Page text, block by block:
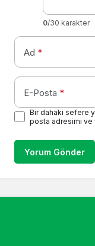
0/30 karakter
Ad *
E-Posta *
Bir dahaki sefere
posta adresimi ve
Yorum Gönder